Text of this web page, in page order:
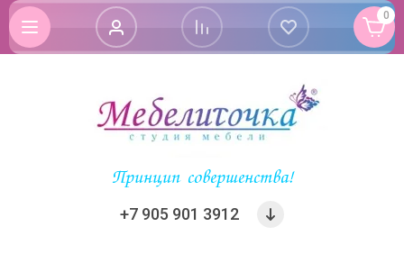
Принцип совершенства!
+7 905 901 3912
0